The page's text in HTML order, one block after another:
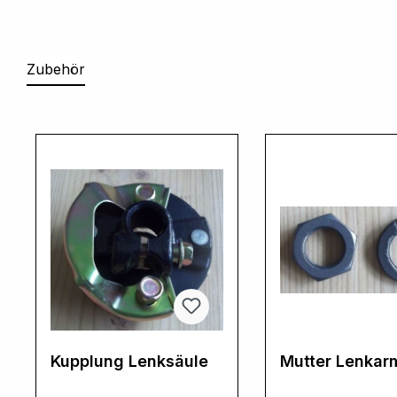
Zubehör
Kupplung Lenksäule Mutter